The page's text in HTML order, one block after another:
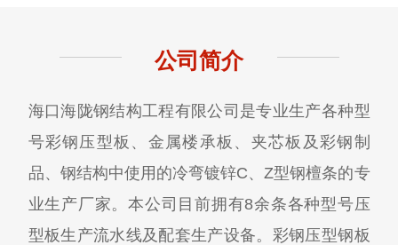
公司简介
海口海陇钢结构工程有限公司是专业生产各种型
号彩钢压型板、金属楼承板、夹芯板及彩钢制
品、钢结构中使用的冷弯镀锌C、Z型钢檀条的专
业生产厂家。本公司目前拥有8余条各种型号压
型板生产流水线及配套生产设备。彩钢压型钢板